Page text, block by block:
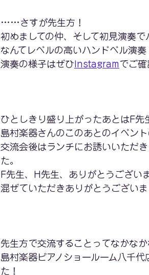
……さすが先生方！
初めましての仲、そして初見演奏で
なんてレベルの高いハンドベル演奏
演奏の様子はぜひInstagram でご
ひとしきり盛り上がったあとはF
島村楽器さんのこのあとのイベン
交流会後はランチにお誘いいただ
た。
F先生、H先生、ありがとうござい
混ぜていただきありがとうござい
先生方で交流することってなかな
島村楽器ピアノショールーム八千
た！